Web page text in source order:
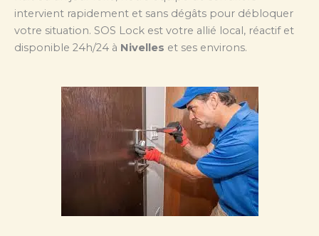
intervient rapidement et sans dégâts pour débloquer
votre situation. SOS Lock est votre allié local, réactif et
disponible 24h/24 à Nivelles et ses environs.